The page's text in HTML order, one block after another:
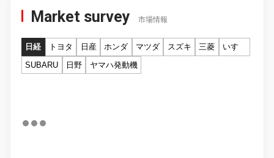
Market survey 市場情報
日経 トヨタ 日産 ホンダ マツダ スズキ 三菱
いすゞ
SUBARU
日野 ヤマハ発動機